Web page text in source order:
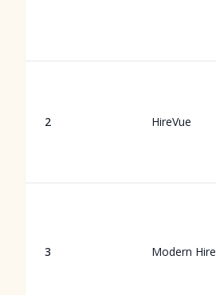
2 HireVue
3 Modern Hire